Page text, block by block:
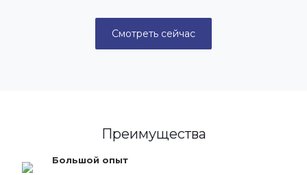
Смотреть сейчас
Преимущества
Большой опыт